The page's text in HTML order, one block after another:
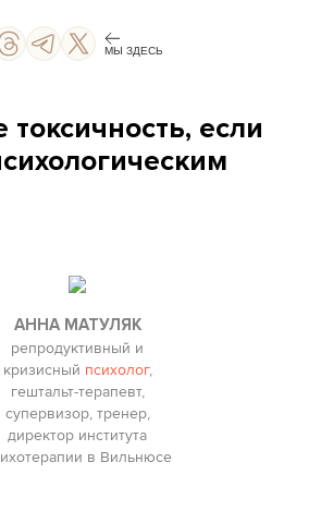
МЫ ЗДЕСЬ
токсичность, если
АННА МАТУЛЯК
репродуктивный и
кризисный психолог,
гештальт-терапевт,
супервизор, тренер,
директор института
в Вильнюсе